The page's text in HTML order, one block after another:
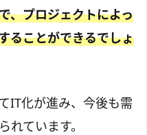
、プロジェクトによっ
ることができるでしょ
IT化が進み、今後も需
れています。